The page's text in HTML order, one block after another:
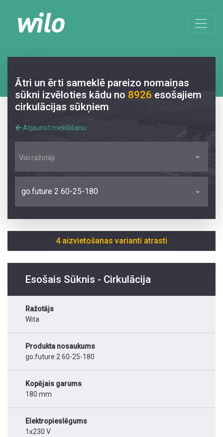
Ātri un ērti sameklē pareizo nomaiņas
sūkni izvēloties kādu no 8926 esošajiem
cirkulācijas sūkņiem
Atjaunot meklēšanu
Visi ražotāji
go.future 2 60-25-180
4 aizvietošanas varianti atrasti
Esošais Sūknis - Cirkulācija
Ražotājs
Wita
Produkta nosaukums
go.future 2 60-25-180
Kopējais garums
180 mm
Elektropieslēgums
1x230 V